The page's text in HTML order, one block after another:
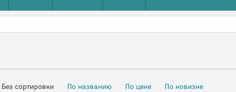
Без сортировки По названию По цене По новизне